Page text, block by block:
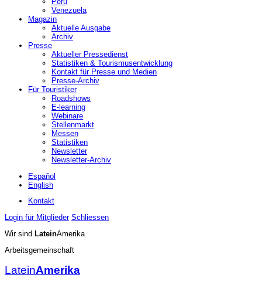
Venezuela
Magazin
Aktuelle Ausgabe
Archiv
Presse
Aktueller Pressedienst
Statistiken & Tourismusentwicklung
Kontakt für Presse und Medien
Presse-Archiv
Für Touristiker
Roadshows
E-learning
Webinare
Stellenmarkt
Messen
Statistiken
Newsletter
Newsletter-Archiv
Español
English
Kontakt
Login für Mitglieder Schliessen
Wir sind LateinAmerika
Arbeitsgemeinschaft
LateinAmerika